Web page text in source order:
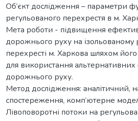
Об’єкт дослідження – параметри
регульованого перехрестя в м.
Мета роботи - підвищення
дорожнього руху на ізольованому
перехресті м. Харкова шляхом
для використання альтернативних
дорожнього руху.
Метод дослідження: аналітичний,
спостереження, комп’ютерне
Лівоповоротні потоки на